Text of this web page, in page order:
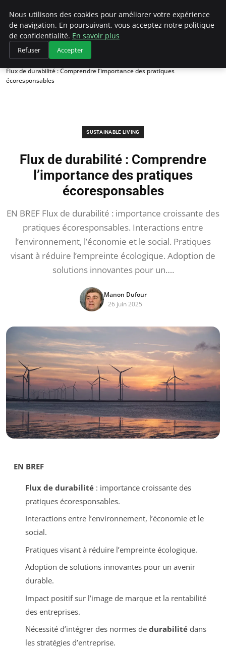
Climategatecountryclub.com
Accueil
Sustainable Living
Flux de durabilité : Comprendre l’importance des pratiques
écoresponsables
SUSTAINABLE LIVING
Flux de durabilité : Comprendre
l’importance des pratiques
écoresponsables
EN BREF Flux de durabilité : importance croissante des
pratiques écoresponsables. Interactions entre
l’environnement, l’économie et le social. Pratiques
visant à réduire l’empreinte écologique. Adoption de
solutions innovantes pour un….
Manon Dufour
26 juin 2025
EN BREF
Flux de durabilité: importance croissante des
pratiques écoresponsables.
Interactions entre l’environnement, l’économie et le
social.
Pratiques visant à réduire l’empreinte écologique.
Adoption de solutions innovantes pour un avenir
durable.
Impact positif sur l’image de marque et la rentabilité
des entreprises.
Nécessité d’intégrer des normes de durabilitédans
les stratégies d’entreprise.
Nous utilisons des cookies pour améliorer votre expérience
de navigation. En poursuivant, vous acceptez notre politique
de confidentialité. En savoir plus
Refuser Accepter